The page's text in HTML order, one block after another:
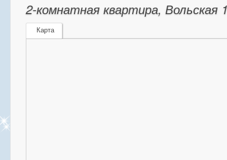
2-комнатная квартира, Вольская
Карта